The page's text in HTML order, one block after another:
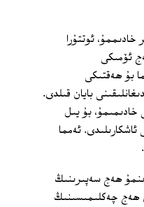
ئوتتۇرا
ئۆمىكى
بۇ ھەقتىكى
بايان قىلدى.
خادىمىمۇ، بۇ يىل
ئاشكارىلىدى. ئەمما
ھەج سەپىرىنىڭ
ھەج چەكلىمىسىنىڭ